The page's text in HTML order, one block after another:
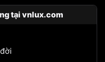
tại vnlux.com